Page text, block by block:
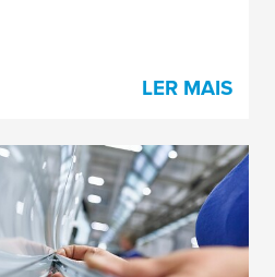
LER MAIS